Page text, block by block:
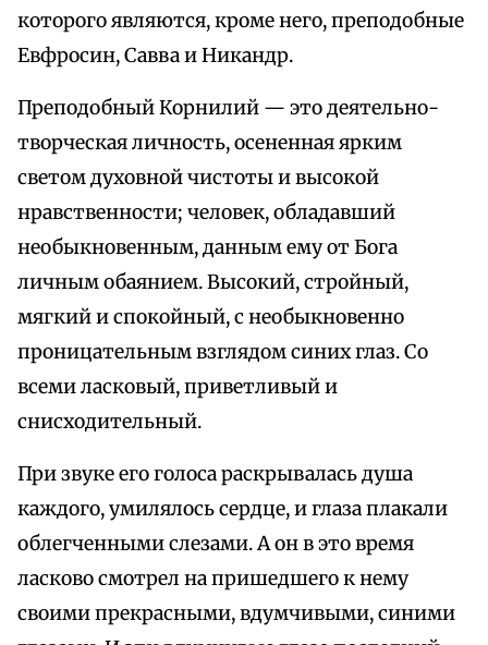
которого являются, кроме него, преподобные
Евфросин, Савва и Никандр.
Преподобный Корнилий — это деятельно-
творческая личность, осененная ярким
светом духовной чистоты и высокой
нравственности; человек, обладавший
необыкновенным, данным ему от Бога
личным обаянием. Высокий, стройный,
мягкий и спокойный, с необыкновенно
проницательным взглядом синих глаз. Со
всеми ласковый, приветливый и
снисходительный.
При звуке его голоса раскрывалась душа
каждого, умилялось сердце, и глаза плакали
облегченными слезами. А он в это время
ласково смотрел на пришедшего к нему
своими прекрасными, вдумчивыми, синими